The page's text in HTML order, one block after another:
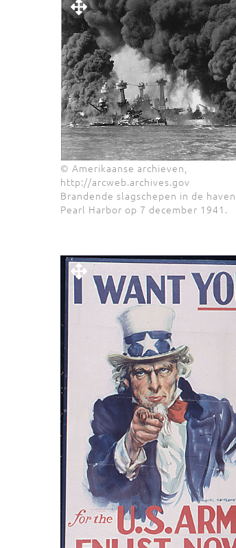
© Amerikaanse archieven,
http://arcweb.archives.gov
Brandende slagschepen in de
Pearl Harbor op 7 december 1941.